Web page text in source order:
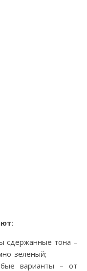
:
сдержанные тона –
зеленый;
варианты – от